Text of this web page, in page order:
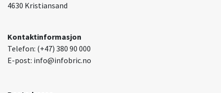
4630 Kristiansand
Kontaktinformasjon
Telefon: (+47) 380 90 000
E-post: info@infobric.no